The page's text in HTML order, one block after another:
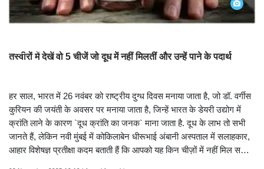
तस्वीरें देखें
तस्वीरों में देखें वो 5 चीजें जो दूध में नहीं मिलतीं और उन्हें पाने के पदार्थ
हर साल, भारत में 26 नवंबर को राष्ट्रीय दुग्ध दिवस मनाया जाता है, जो डॉ. वर्गीस
कुरियन की जयंती के अवसर पर मनाया जाता है, जिन्हें भारत के डेयरी उद्योग में
क्रांति लाने के कारण `दूध क्रांति का जनक` माना जाता है. दूध के लाभ तो सभी
जानते हैं, लेकिन नवी मुंबई में कोकिलाबेन धीरूभाई अंबानी अस्पताल में सलाहकार,
आहार विशेषज्ञ प्रतीक्षा कदम बताती हैं कि आपको यह किन चीज़ों में नहीं मिल सकता